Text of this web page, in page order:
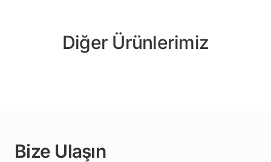
Diğer Ürünlerimiz
Bize Ulaşın